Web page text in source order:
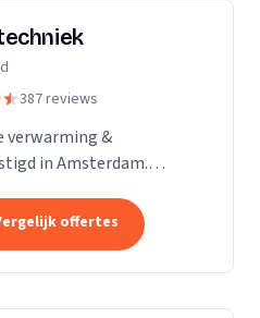
387 reviews
verwarming &
in Amsterdam.
alle facetten binnen de
offertes